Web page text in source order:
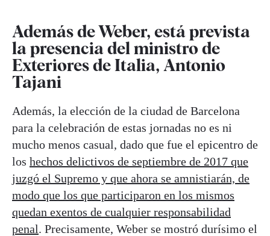
Además de Weber, está prevista
la presencia del ministro de
Exteriores de Italia, Antonio
Tajani
Además, la elección de la ciudad de Barcelona
para la celebración de estas jornadas no es ni
mucho menos casual, dado que fue el epicentro de
los hechos delictivos de septiembre de 2017 que
juzgó el Supremo y que ahora se amnistiarán, de
modo que los que participaron en los mismos
quedan exentos de cualquier responsabilidad
penal. Precisamente, Weber se mostró durísimo el